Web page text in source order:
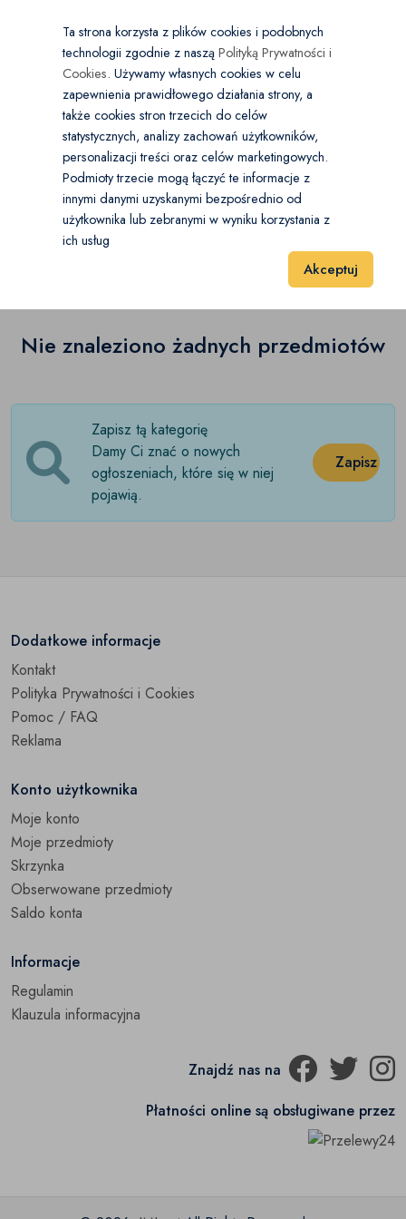
Wybierz kategorię
Kolekcje
Akcesoria do alkoholi(0)
Birofilistyka(0)
Filatelistyka (0)
Medale i odznaki(0)
Militaria(0)
Numizmatyka(0)
Pieniądz papierowy(0)
Pozostałe (0)
×
Kraj PL
PLN
Antyki i Kolekcje Kolekcje Militaria
Militaria (0)
20 60
Nie znaleziono żadnych przedmiotów
Zapisz tą kategorię
Damy Ci znać o nowych
ogłoszeniach, które się w niej
pojawią.
Zapisz
Dodatkowe informacje
Kontakt
Polityka Prywatności i Cookies
Pomoc / FAQ
Reklama
Konto użytkownika
Moje konto
Moje przedmioty
Skrzynka
Obserwowane przedmioty
Saldo konta
Informacje
Regulamin
Klauzula informacyjna
Znajdź nas na
Płatności online są obsługiwane przez
Ta strona korzysta z plików cookies i podobnych
technologii zgodnie z nasząPolityką Prywatności i
Cookies. Używamy własnych cookies w celu
zapewnienia prawidłowego działania strony, a
także cookies stron trzecich do celów
statystycznych, analizy zachowań użytkowników,
personalizacji treści oraz celów marketingowych.
Podmioty trzecie mogą łączyć te informacje z
innymi danymi uzyskanymi bezpośrednio od
użytkownika lub zebranymi w wyniku korzystania z
ich usług
Akceptuj